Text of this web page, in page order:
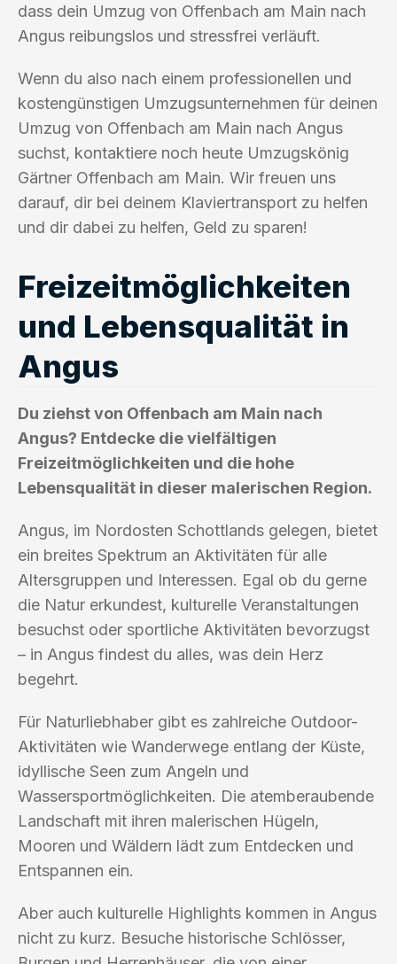
dass dein Umzug von Offenbach am Main nach
Angus reibungslos und stressfrei verläuft.
Wenn du also nach einem professionellen und
kostengünstigen Umzugsunternehmen für deinen
Umzug von Offenbach am Main nach Angus
suchst, kontaktiere noch heute Umzugskönig
Gärtner Offenbach am Main. Wir freuen uns
darauf, dir bei deinem Klaviertransport zu helfen
und dir dabei zu helfen, Geld zu sparen!
Freizeitmöglichkeiten
und Lebensqualität in
Angus
Du ziehst von Offenbach am Main nach
Angus? Entdecke die vielfältigen
Freizeitmöglichkeiten und die hohe
Lebensqualität in dieser malerischen Region.
Angus, im Nordosten Schottlands gelegen, bietet
ein breites Spektrum an Aktivitäten für alle
Altersgruppen und Interessen. Egal ob du gerne
die Natur erkundest, kulturelle Veranstaltungen
besuchst oder sportliche Aktivitäten bevorzugst
– in Angus findest du alles, was dein Herz
begehrt.
Für Naturliebhaber gibt es zahlreiche Outdoor-
Aktivitäten wie Wanderwege entlang der Küste,
idyllische Seen zum Angeln und
Wassersportmöglichkeiten. Die atemberaubende
Landschaft mit ihren malerischen Hügeln,
Mooren und Wäldern lädt zum Entdecken und
Entspannen ein.
Aber auch kulturelle Highlights kommen in Angus
nicht zu kurz. Besuche historische Schlösser,